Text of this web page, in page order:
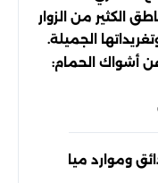
الكثير من الزوار
الجميلة.
أشواك الحمام:
وموارد مياه في دبي